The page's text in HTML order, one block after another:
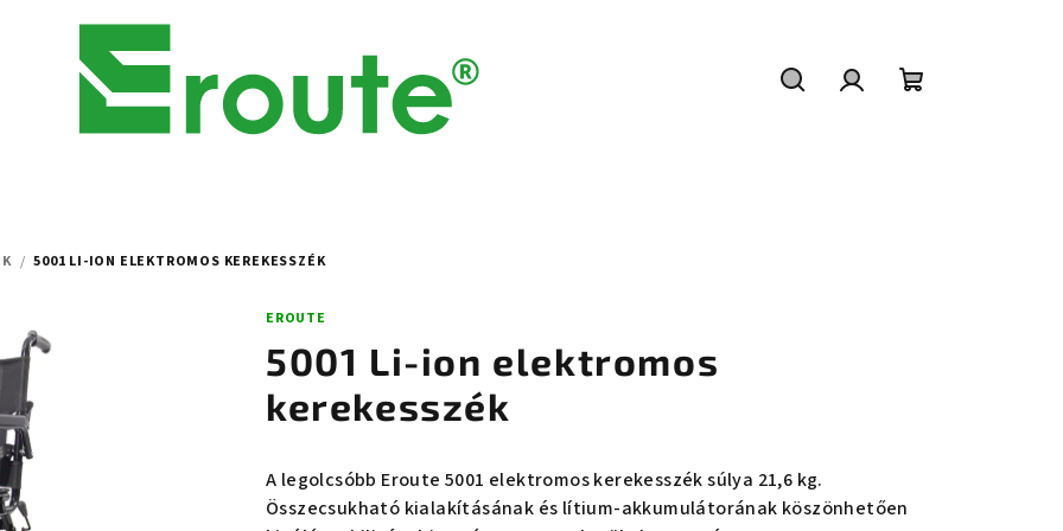
/ 5001 LI-ION ELEKTROMOS KEREKESSZÉK
EROUTE
5001 Li-ion elektromos
kerekesszék
A legolcsóbb Eroute 5001 elektromos kerekesszék súlya 21,6 kg.
Összecsukható kialakításának és lítium-akkumulátorának köszönhetően